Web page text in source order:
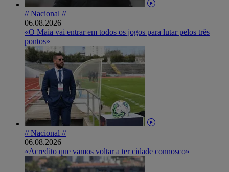
// Nacional //
06.08.2026
«O Maia vai entrar em todos os jogos para lutar pelos três
pontos»
// Nacional //
06.08.2026
«Acredito que vamos voltar a ter cidade connosco»